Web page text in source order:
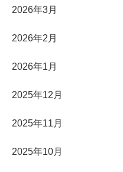
2026年3月
2026年2月
2026年1月
2025年12月
2025年11月
2025年10月